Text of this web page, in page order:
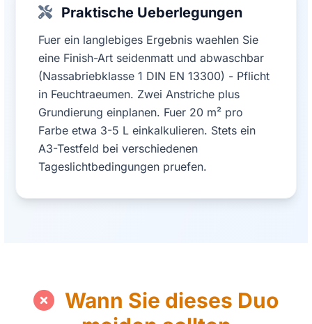
Praktische Ueberlegungen
Fuer ein langlebiges Ergebnis waehlen Sie
eine Finish-Art seidenmatt und abwaschbar
(Nassabriebklasse 1 DIN EN 13300) - Pflicht
in Feuchtraeumen. Zwei Anstriche plus
Grundierung einplanen. Fuer 20 m² pro
Farbe etwa 3-5 L einkalkulieren. Stets ein
A3-Testfeld bei verschiedenen
Tageslichtbedingungen pruefen.
Wann Sie dieses Duo